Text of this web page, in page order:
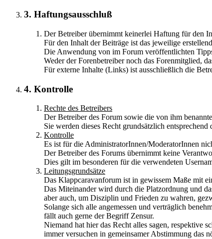
3. Haftungsausschluß
Der Betreiber übernimmt keinerlei Haftung für den
Für den Inhalt der Beiträge ist das jeweilige
Die Anwendung von im Forum veröffentlichten
Weder der Forenbetreiber noch das Forenmitglied,
Für externe Inhalte (Links) ist ausschließlich die
4. Kontrolle
Rechte des Betreibers
Der Betreiber des Forum sowie die von ihm
Sie werden dieses Recht grundsätzlich entsprechend
Kontrolle
Es ist für die AdministratorInnen/ModeratorInnen
Der Betreiber des Forums übernimmt keine
Dies gilt im besonderen für die verwendeten
Leitungsgrundsätze
Das Klappcaravanforum ist in gewissem Maße mit
Das Miteinander wird durch die Platzordnung und
aber auch, um Disziplin und Frieden zu wahren,
Solange sich alle angemessen und verträglich
fällt auch gerne der Begriff Zensur.
Niemand hat hier das Recht alles sagen, respektive
immer versuchen in gemeinsamer Abstimmung das